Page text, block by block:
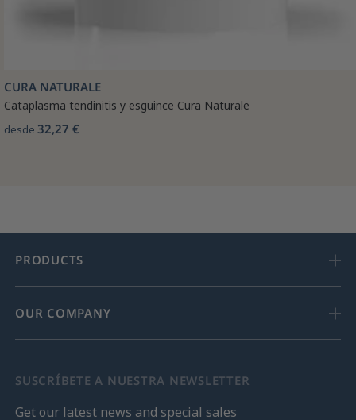
CURA NATURALE
Cataplasma tendinitis y esguince Cura Naturale
desde 32,27 €
PRODUCTS
OUR COMPANY
SUSCRÍBETE A NUESTRA NEWSLETTER
Get our latest news and special sales